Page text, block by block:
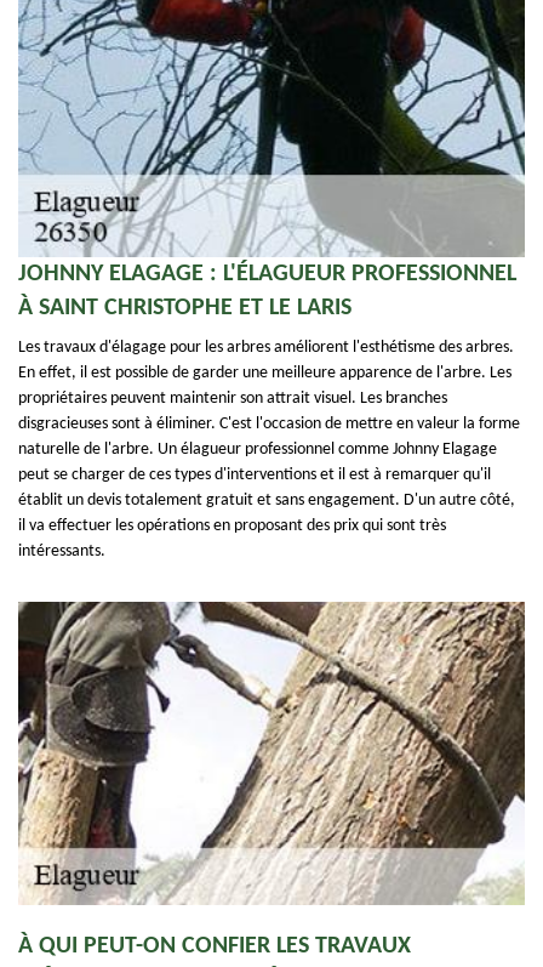
JOHNNY ELAGAGE : L'ÉLAGUEUR PROFESSIONNEL
À SAINT CHRISTOPHE ET LE LARIS
Les travaux d'élagage pour les arbres améliorent l'esthétisme des arbres.
En effet, il est possible de garder une meilleure apparence de l'arbre. Les
propriétaires peuvent maintenir son attrait visuel. Les branches
disgracieuses sont à éliminer. C'est l'occasion de mettre en valeur la forme
naturelle de l'arbre. Un élagueur professionnel comme Johnny Elagage
peut se charger de ces types d'interventions et il est à remarquer qu'il
établit un devis totalement gratuit et sans engagement. D'un autre côté,
il va effectuer les opérations en proposant des prix qui sont très
intéressants.
À QUI PEUT-ON CONFIER LES TRAVAUX